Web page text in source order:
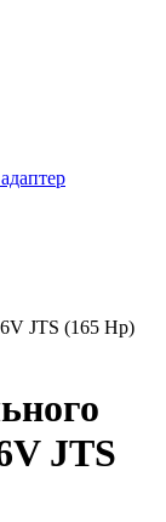
JTS (165 Hp)
JTS